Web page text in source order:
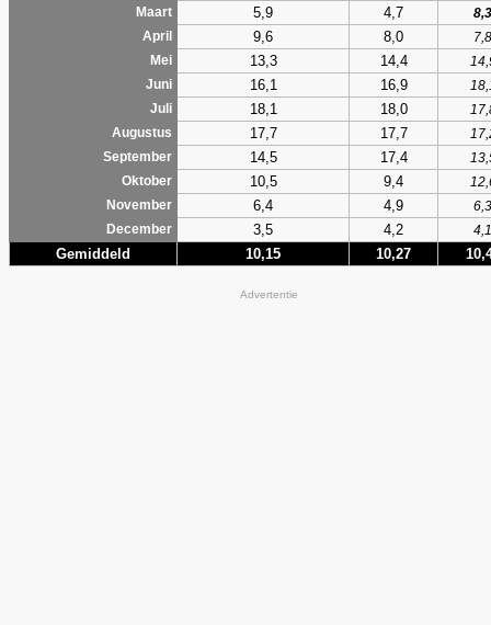
Maart 5,9 4,7
8,3
April
9,6 8,0
7,8
Mei
13,3 14,4
Juni
16,1 16,9
Juli
18,1 18,0
Augustus
17,7 17,7
September
14,5 17,4
Oktober
10,5 9,4
November
6,4 4,9
6,3
December
3,5 4,2 4,1
Gemiddeld 10,15 10,27
Advertentie